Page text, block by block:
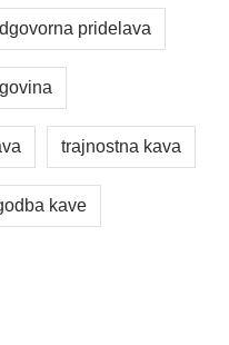
pridelava
trajnostna kava
kave